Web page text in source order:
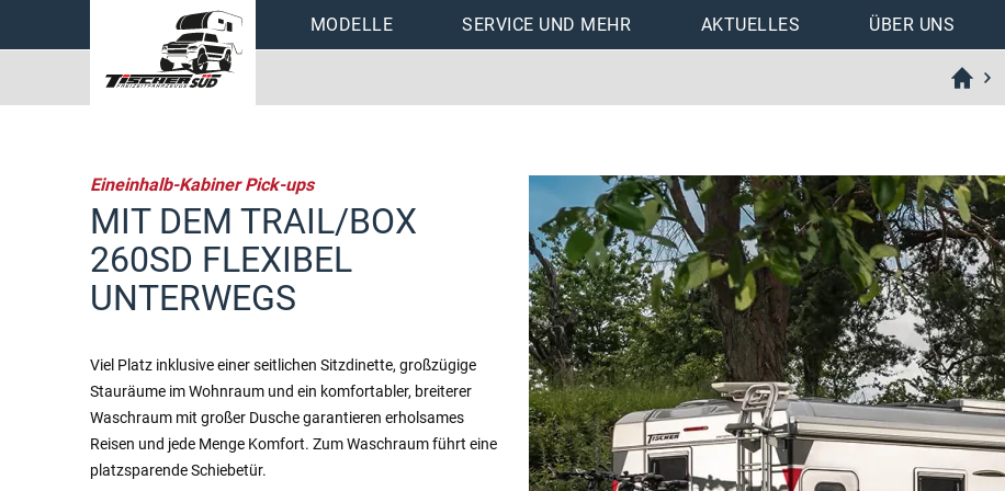
überspringen
MODELLE
Trail/Box 200
Trail/Box 230/230S
Trail/Box 240
Trail/Box 260/260S
Trail/Box 260R/260RS
Trail/Box 260SD
Trail/Box 250/275
Trail/Box 280/280S
Preislisten
SERVICE UND MEHR AKTUELLES ÜBER UNS
Eineinhalb-Kabiner Pick-ups
MIT DEM TRAIL/BOX
260SD FLEXIBEL
UNTERWEGS
Viel Platz inklusive einer seitlichen Sitzdinette, großzügige
Stauräume im Wohnraum und ein komfortabler, breiterer
Waschraum mit großer Dusche garantieren erholsames
Reisen und jede Menge Komfort. Zum Waschraum führt eine
platzsparende Schiebetür.